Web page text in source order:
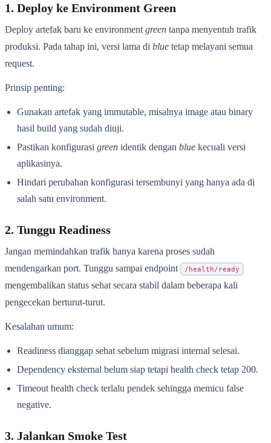
1. Deploy ke Environment Green
Deploy artefak baru ke environment green tanpa menyentuh trafik
produksi. Pada tahap ini, versi lama di blue tetap melayani semua
request.
Prinsip penting:
Gunakan artefak yang immutable, misalnya image atau binary
hasil build yang sudah diuji.
Pastikan konfigurasi green identik dengan blue kecuali versi
aplikasinya.
Hindari perubahan konfigurasi tersembunyi yang hanya ada di
salah satu environment.
2. Tunggu Readiness
Jangan memindahkan trafik hanya karena proses sudah
mendengarkan port. Tunggu sampai endpoint
/health/ready
mengembalikan status sehat secara stabil dalam beberapa kali
pengecekan berturut-turut.
Kesalahan umum:
Readiness dianggap sehat sebelum migrasi internal selesai.
Dependency eksternal belum siap tetapi health check tetap 200.
Timeout health check terlalu pendek sehingga memicu false
negative.
3. Jalankan Smoke Test